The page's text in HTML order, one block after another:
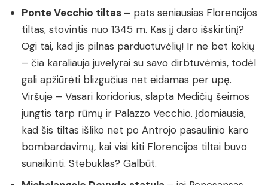
Ponte Vecchio tiltas – pats seniausias Florencijos
tiltas, stovintis nuo 1345 m. Kas jį daro išskirtinį?
Ogi tai, kad jis pilnas parduotuvėlių! Ir ne bet kokių
– čia karaliauja juvelyrai su savo dirbtuvėmis, todėl
gali apžiūrėti blizgučius net eidamas per upę.
Viršuje – Vasari koridorius, slapta Medičių šeimos
jungtis tarp rūmų ir Palazzo Vecchio. Įdomiausia,
kad šis tiltas išliko net po Antrojo pasaulinio karo
bombardavimų, kai visi kiti Florencijos tiltai buvo
sunaikinti. Stebuklas? Galbūt.